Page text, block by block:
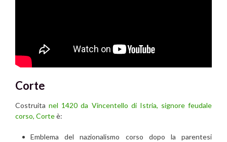
Corte
Costruitanel 1420 da Vincentello di Istria, signore feudale
corso, Corteè:
Emblema del nazionalismo corso dopo la parentesi